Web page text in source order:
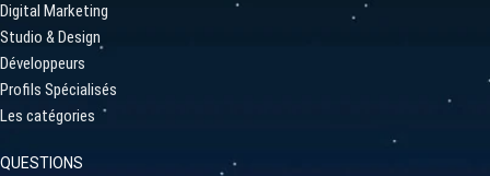
Digital Marketing
Studio & Design
Développeurs
Profils Spécialisés
Les catégories
QUESTIONS